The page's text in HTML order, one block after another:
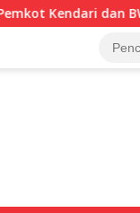
dan BWS